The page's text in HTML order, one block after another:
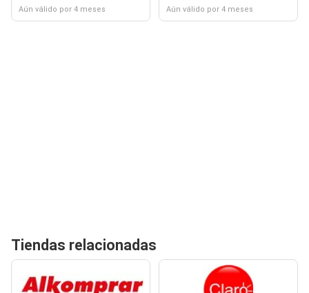
Aún válido por 4 meses Aún válido por 4 meses
Tiendas relacionadas